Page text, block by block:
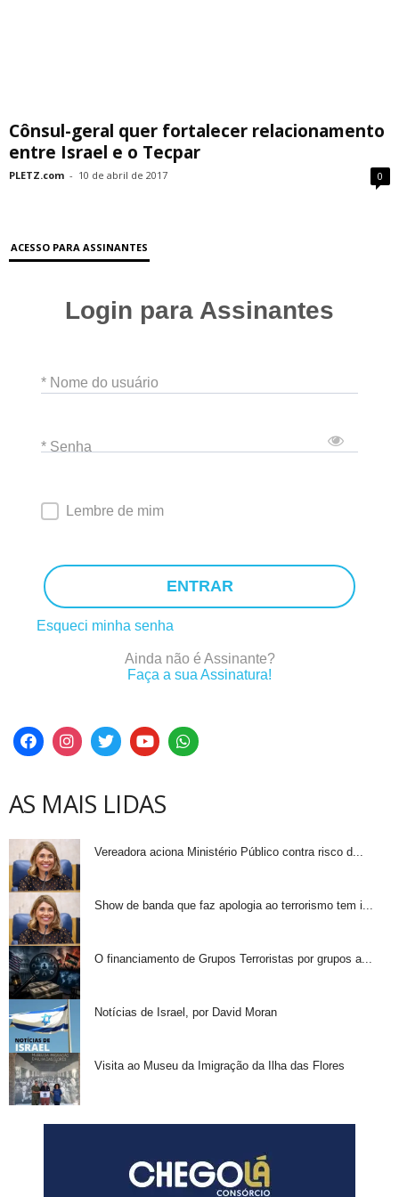
Cônsul-geral quer fortalecer relacionamento
entre Israel e o Tecpar
PLETZ.com - 10 de abril de 2017 0
ACESSO PARA ASSINANTES
Login para Assinantes
* Nome do usuário
* Senha
Lembre de mim
ENTRAR
Esqueci minha senha
Ainda não é Assinante?
Faça a sua Assinatura!
AS MAIS LIDAS
Vereadora aciona Ministério Público contra risco d...
Show de banda que faz apologia ao terrorismo tem i...
O financiamento de Grupos Terroristas por grupos a...
Notícias de Israel, por David Moran
Visita ao Museu da Imigração da Ilha das Flores